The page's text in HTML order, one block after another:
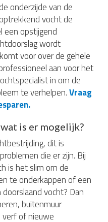
onderzijde van de
vocht de
een opstijgend
wordt
voor over de gehele
aan voor het
in om de
te verhelpen.Vraag
is er mogelijk?
dit is
die er zijn. Bij
is het slim om de
te onderkappen of een
vocht? Dan
buitenmuur
of nieuwe